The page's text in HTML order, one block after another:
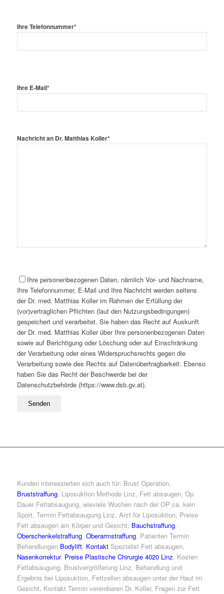
Ihre Telefonnummer*
Ihre E-Mail*
Nachricht an Dr. Matthias Koller*
Ihre personenbezogenen Daten, nämlich Vor- und Nachname,
Ihre Telefonnummer, E-Mail und Ihre Nachricht werden seitens
der Dr. med. Matthias Koller im Rahmen der Erfüllung der
(vor)vertraglichen Pflichten (laut den Nutzungsbedingungen)
gespeichert und verarbeitet. Sie haben das Recht auf Auskunft
der Dr. med. Matthias Koller über Ihre personenbezogenen Daten
sowie auf Berichtigung oder Löschung oder auf Einschränkung
der Verarbeitung oder eines Widerspruchsrechts gegen die
Verarbeitung sowie des Rechts auf Datenübertragbarkeit. Ebenso
haben Sie das Recht der Beschwerde bei der
Datenschutzbehörde (https://www.dsb.gv.at).
Kunden interessierten sich auch für: Brust Operation,
Bruststraffung, Liposuktion Methode Linz, Fett absaugen, Op
Dauer Fettabsaugung, wieviele Wochen nach der OP ca. kein
Sport, Termin Fettabsaugung Linz, Arzt für Liposuktion, Preise
Fett absaugen am Körper und Gesicht, Bauchstraffung,
Oberschenkelstraffung, Oberarmstraffung, Patienten Termin
Behandlungen Bodylift, KontaktSpezialist Fett absaugen,
Nasenkorrektur, Preise Plastische Chirurgie 4020 Linz, Kosten
Fettabsaugung, Brustvergrößerung Linz, Behandlung und
Ergebnis bei Liposuktion, Fettzellen absaugen unter der Haut im
Gesicht, Kontakt Termin vereinbaren Dr. Koller, Fragen zur Fett